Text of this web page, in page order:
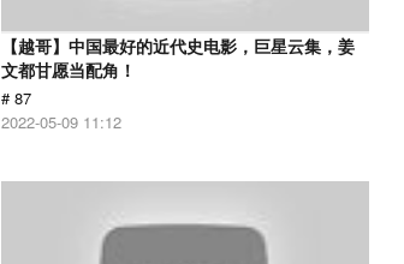
【越哥】中国最好的近代史电影，巨星云集，姜
文都甘愿当配角！
# 87
2022-05-09 11:12